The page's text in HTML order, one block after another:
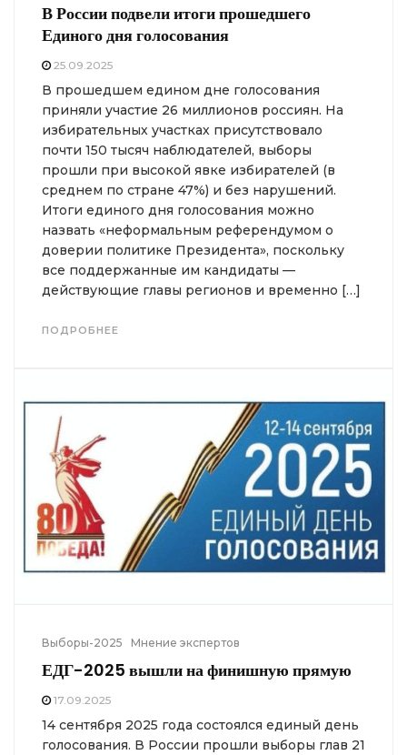
В России подвели итоги прошедшего
Единого дня голосования
25.09.2025
В прошедшем едином дне голосования
приняли участие 26 миллионов россиян. На
избирательных участках присутствовало
почти 150 тысяч наблюдателей, выборы
прошли при высокой явке избирателей (в
среднем по стране 47%) и без нарушений.
Итоги единого дня голосования можно
назвать «неформальным референдумом о
доверии политике Президента», поскольку
все поддержанные им кандидаты —
действующие главы регионов и временно […]
ПОДРОБНЕЕ
Выборы-2025 Мнение экспертов
ЕДГ-2025 вышли на финишную прямую
17.09.2025
14 сентября 2025 года состоялся единый день
голосования. В России прошли выборы глав 21